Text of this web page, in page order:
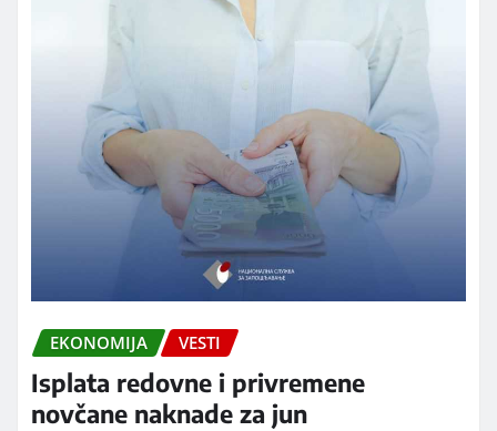
EKONOMIJA VESTI
Isplata redovne i privremene
novčane naknade za jun